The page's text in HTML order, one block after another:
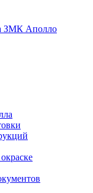
ЗМК Аполло